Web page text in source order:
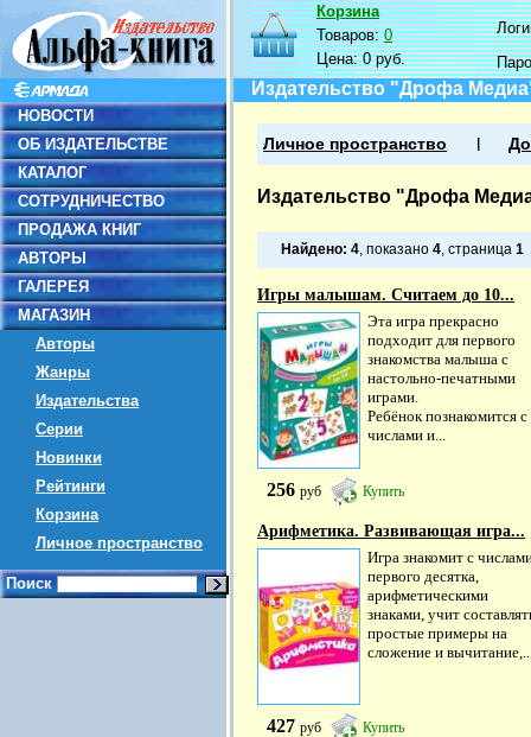
НОВОСТИ
ОБ ИЗДАТЕЛЬСТВЕ
КАТАЛОГ
СОТРУДНИЧЕСТВО
ПРОДАЖА КНИГ
АВТОРЫ
ГАЛЕРЕЯ
МАГАЗИН
Авторы
Жанры
Издательства
Серии
Новинки
Рейтинги
Корзина
Личное пространство
Поиск
Корзина
Товаров:0
Цена:0 руб.
Издательство "Дрофа
Личное пространство
Издательство "Дрофа
Найдено: 4, показано 4, страница 1
Игры малышам. Считаем до 10...
Эта игра прекрасно
подходит для первого
знакомства малыша с
настольно-печатными
играми.
Ребёнок познакомится с
числами и...
256 руб Купить
Арифметика. Развивающая игра...
Игра знакомит с
первого десятка,
арифметическими
знаками, учит
простые примеры на
сложение и
427 руб Купить